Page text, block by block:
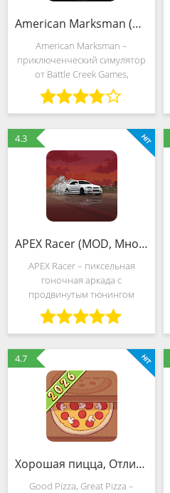
American Marksman (MOD, Много денег)
American Marksman –
приключенческий симулятор
от Battle Creek Games,
превращающий каждую
геймплейную механику в
неповторимое развлечение
для настоящих охотников.
Разработчики подготовили и
4.3
APEX Racer (MOD, Много денег)
APEX Racer – пиксельная
гоночная аркада с
продвинутым тюнингом
автомобилей, полноценной
карьерой и необычной
стилистикой, сочетающей и
ретро, и винтаж. Необычная
визуальная комбинация
полностью
4.7
Хорошая пицца, Отличная пицца (MOD, Много денег)
Good Pizza, Great Pizza –